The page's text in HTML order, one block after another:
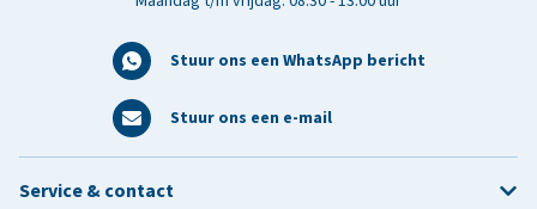
Stuur ons een WhatsApp bericht
Stuur ons een e-mail
Service & contact